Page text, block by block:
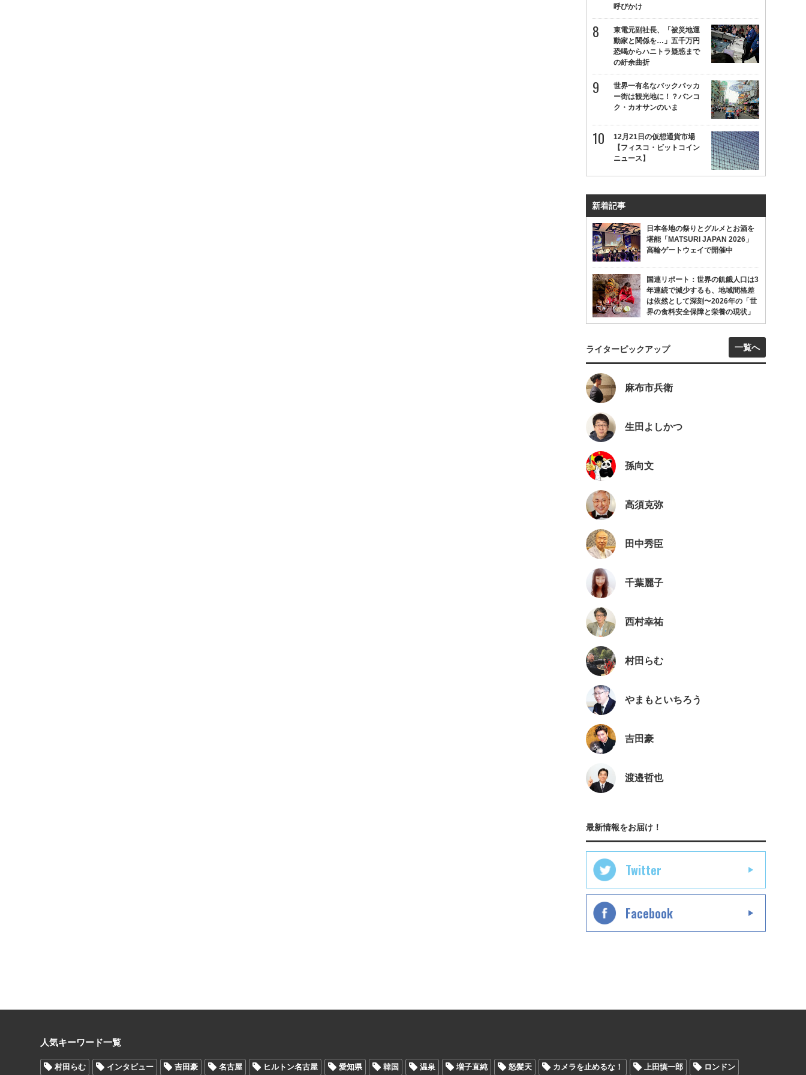
呼びかけ
東電元副社長、「被災地運
動家と関係を…」五千万円
恐喝からハニトラ疑惑まで
の紆余曲折
世界一有名なバックパッカ
ー街は観光地に！？バンコ
ク・カオサンのいま
12月21日の仮想通貨市場
【フィスコ・ビットコイン
ニュース】
新着記事
日本各地の祭りとグルメとお酒を
堪能「MATSURI JAPAN 2026」
高輪ゲートウェイで開催中
国連リポート：世界の飢餓人口は3
年連続で減少するも、地域間格差
は依然として深刻〜2026年の「世
界の食料安全保障と栄養の現状」
ライターピックアップ 一覧へ
麻布市兵衛
生田よしかつ
孫向文
高須克弥
田中秀臣
千葉麗子
西村幸祐
村田らむ
やまもといちろう
吉田豪
渡邉哲也
最新情報をお届け！
Twitter
Facebook
人気キーワード一覧
村田らむ インタビュー 吉田豪 名古屋 ヒルトン名古屋 愛知県 韓国 温泉 増子直純 怒髪天 カメラを止めるな！ 上田慎一郎 ロンドン